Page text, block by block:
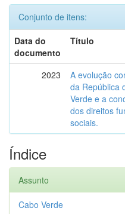
Conjunto de itens:
Data do
documento
Título
2023
A evolução
da República
Verde e a
dos direitos
sociais.
Índice
Assunto
Cabo Verde